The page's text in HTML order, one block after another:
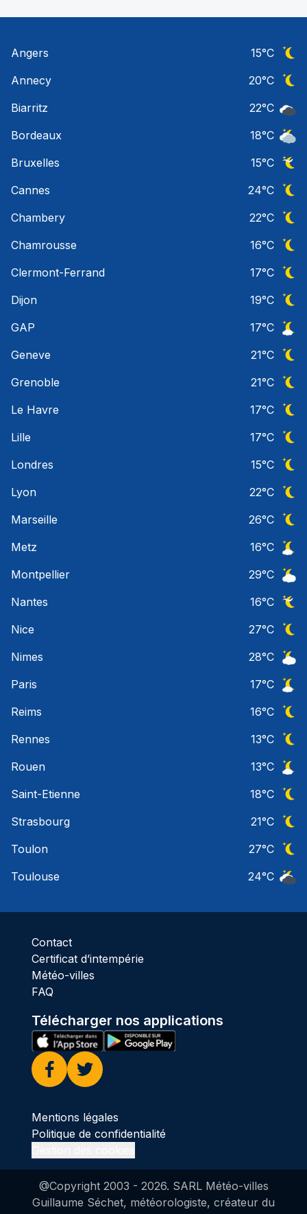
Angers 15°C
Annecy
20°C
Biarritz
22°C
Bordeaux
18°C
Bruxelles
15°C
Cannes
24°C
Chambery
22°C
Chamrousse
16°C
Clermont-Ferrand
17°C
Dijon
19°C
GAP
17°C
Geneve
21°C
Grenoble
21°C
Le Havre
17°C
Lille
17°C
Londres
15°C
Lyon
22°C
Marseille
26°C
Metz
16°C
Montpellier
29°C
Nantes
16°C
Nice
27°C
Nimes
28°C
Paris
17°C
Reims
16°C
Rennes
13°C
Rouen
13°C
Saint-Etienne
18°C
Strasbourg
21°C
Toulon
27°C
Toulouse
24°C
Contact
Certificat d’intempérie
Météo-villes
FAQ
Télécharger nos applications
Facebook
Twitter
Mentions légales
Politique de confidentialité
@Copyright 2003 - 2026. SARL Météo-villes
Guillaume Séchet, météorologiste, créateur du